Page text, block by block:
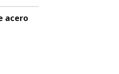
acero